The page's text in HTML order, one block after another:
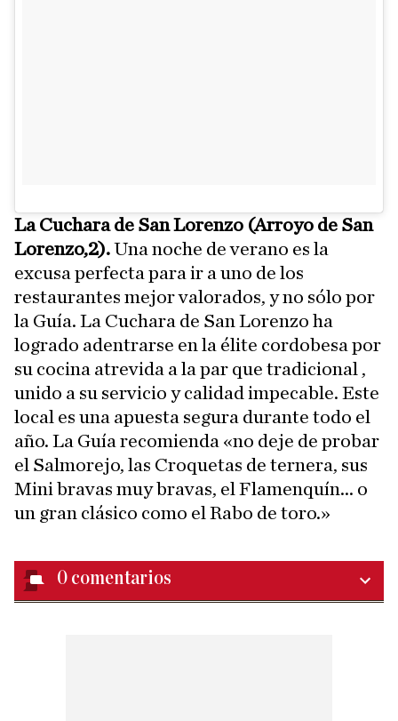
La Cuchara de San Lorenzo (Arroyo de San
Lorenzo,2).Una noche de verano es la
excusa perfecta para ir a uno de los
restaurantes mejor valorados, y no sólo por
la Guía. La Cuchara de San Lorenzo ha
logrado adentrarse en la élite cordobesa por
su cocina atrevida a la par que tradicional ,
unido a su servicio y calidad impecable. Este
local es una apuesta segura durante todo el
año. La Guía recomienda «no deje de probar
el Salmorejo, las Croquetas de ternera, sus
Mini bravas muy bravas, el Flamenquín... o
un gran clásico como el Rabo de toro.»
0 comentarios